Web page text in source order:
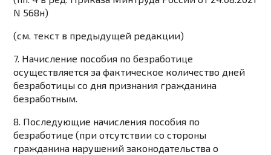
N 568н)
(см. текст в предыдущей редакции)
7. Начисление пособия по безработице
осуществляется за фактическое количество дней
безработицы со дня признания гражданина
безработным.
8. Последующие начисления пособия по
безработице (при отсутствии со стороны
гражданина нарушений законодательства о